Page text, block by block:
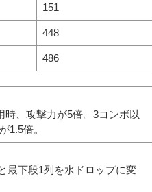
151
448
486
、攻撃力が5倍。3コンボ以
1.5倍。
最下段1列を水ドロップに変